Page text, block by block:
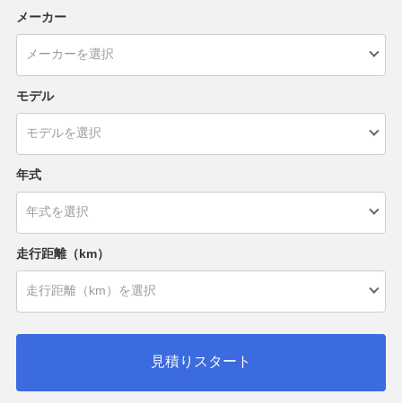
メーカー
モデル
年式
走行距離（km）
見積りスタート